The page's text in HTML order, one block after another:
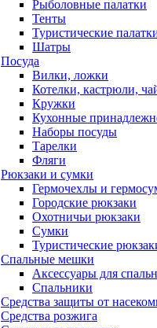
Рыболовные палатки
Тенты
Туристические
Шатры
Посуда
Вилки, ложки
Котелки, кастрюли,
Кружки
Кухонные
Наборы посуды
Тарелки
Фляги
Рюкзаки и сумки
Гермочехлы и
Городские рюкзаки
Охотничьи рюкзаки
Сумки
Туристические
Спальные мешки
Аксессуары для
Спальники
Средства защиты от
Средства розжига